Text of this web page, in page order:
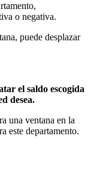
o negativa.
puede desplazar
el saldo escogida
desea.
una ventana en la
este departamento.